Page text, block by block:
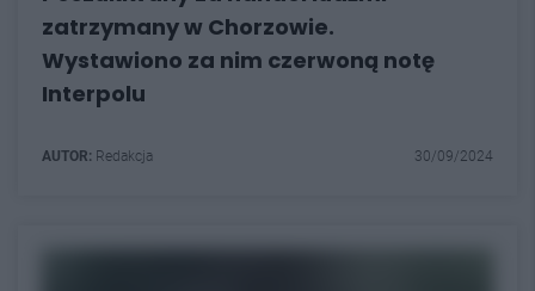
zatrzymany w Chorzowie.
Wystawiono za nim czerwoną notę
Interpolu
AUTOR: Redakcja 30/09/2024